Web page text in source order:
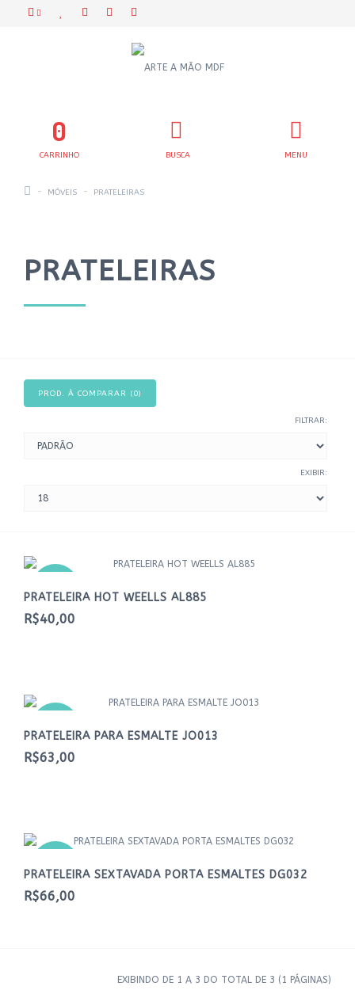
MENU
BUSCA
0
CARRINHO
MÓVEIS PRATELEIRAS
PRATELEIRAS
PROD. À COMPARAR (0)
FILTRAR:
EXIBIR:
PRATELEIRA HOT WEELLS AL885
R$40,00
PRATELEIRA PARA ESMALTE JO013
R$63,00
PRATELEIRA SEXTAVADA PORTA ESMALTES DG032
R$66,00
EXIBINDO DE 1 A 3 DO TOTAL DE 3 (1 PÁGINAS)